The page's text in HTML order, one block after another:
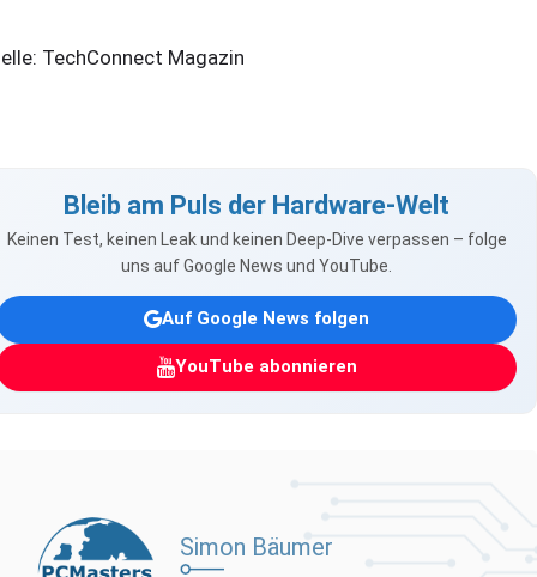
TechConnect Magazin
Bleib am Puls der Hardware-Welt
Keinen Test, keinen Leak und keinen Deep-Dive verpassen – folge
uns auf Google News und YouTube.
Auf Google News folgen
YouTube abonnieren
Simon Bäumer